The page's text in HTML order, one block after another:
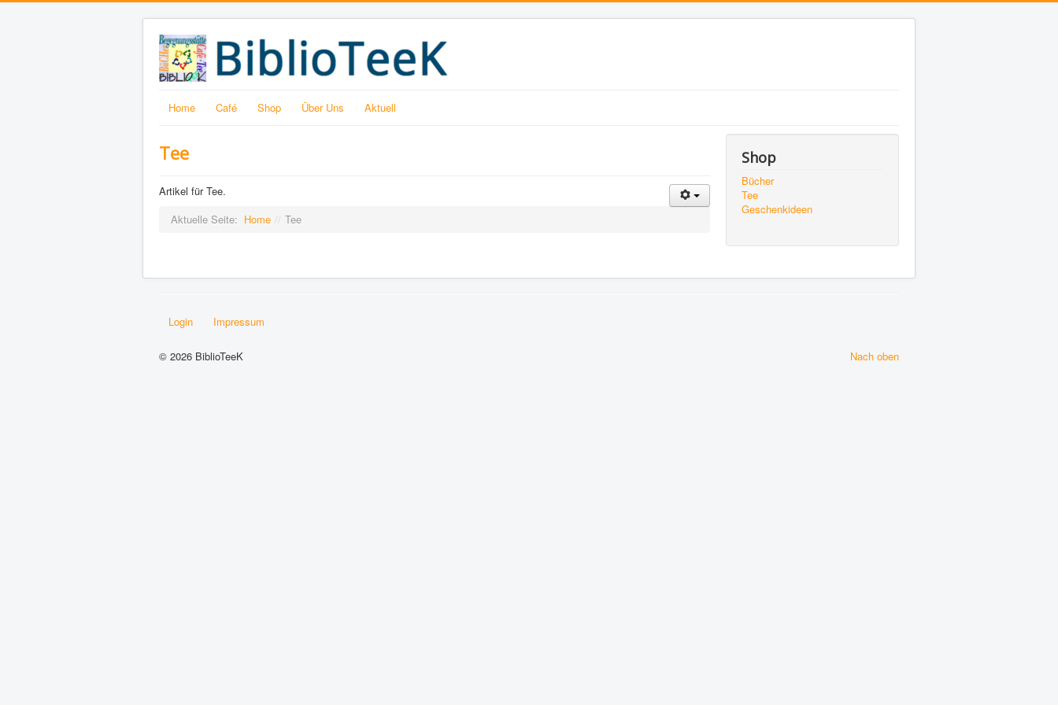
Home Café Shop Über Uns Aktuell
Tee
Artikel für Tee.
Aktuelle Seite: Home // Tee
Shop
Bücher
Tee
Geschenkideen
Login Impressum
Nach oben
© 2026 BiblioTeeK